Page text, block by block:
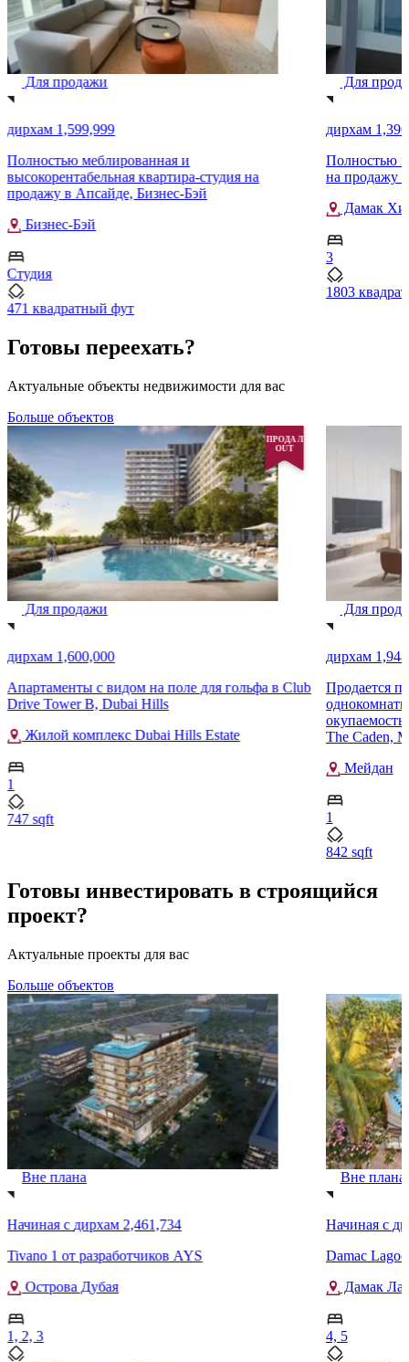
Для продажи
дирхам 1,599,999
Полностью меблированная и
высокорентабельная квартира-студия на
продажу в Апсайде, Бизнес-Бэй
Бизнес-Бэй
Студия
471 квадратный фут
Для
дирхам
Полностью
на продажу
Дамак
3
1803
Готовы переехать?
Актуальные объекты недвижимости для вас
Больше объектов
ПРОДАЛ
OUT
Для продажи
дирхам 1,600,000
Апартаменты с видом на поле для гольфа в Club
Drive Tower B, Dubai Hills
Жилой комплекс Dubai Hills Estate
1
747 sqft
Для
дирхам
Продается
The Caden,
Мейдан
1
842 sqft
Готовы инвестировать в строящийся
проект?
Актуальные проекты для вас
Больше объектов
Вне плана
Начиная с дирхам 2,461,734
Tivano 1 от разработчиков AYS
Острова Дубая
1, 2, 3
Вне плана
Начиная с
Damac
Дамак
4, 5